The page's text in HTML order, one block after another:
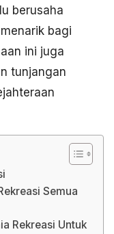
berusaha
bagi
ini juga
tunjangan
Semua
Rekreasi Untuk